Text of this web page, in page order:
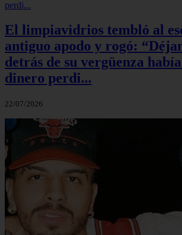
El limpiavidrios tembló al
antiguo apodo y rogó:
detrás de su vergüenza
dinero perdi...
22/07/2026